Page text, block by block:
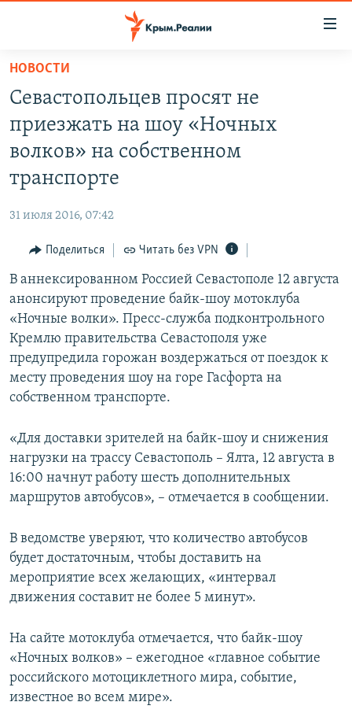
Вернуться
основному
содержанию
Вернутся
главной
Вернутся
поиску
ВОДА
ИНФОГРАФИКА
ТЕЛЕПРОЕКТ КРЫМ.РЕАЛИИ
СОВЕТЫ ПРАВОЗАЩИТНИКОВ
ПРОПАВШИЕ БЕЗ ВЕСТИ
ПОБЕДИТЕЛЕЙ НЕ СУДЯТ?
КРЫМ.НЕПОКОРЕННЫЙ
УКРАИНСКАЯ ПРОБЛЕМА КРЫМА
РАДІО СВОБОДА
КАК ОБОЙТИ БЛОКИРОВКУ
Українською
Qırımtatar
ПРИСОЕДИНЯЙТЕСЬ!
Все сайты RFE/RL
НОВОСТИ
Севастопольцев просят не
приезжать на шоу «Ночных
волков» на собственном
транспорте
31 июля 2016, 07:42
Поделиться Читать без VPN
В аннексированном Россией Севастополе 12 августа
анонсируют проведение байк-шоу мотоклуба
«Ночные волки». Пресс-служба подконтрольного
Кремлю правительства Севастополя уже
предупредила горожан воздержаться от поездок к
месту проведения шоу на горе Гасфорта на
собственном транспорте.
«Для доставки зрителей на байк-шоу и снижения
нагрузки на трассу Севастополь – Ялта, 12 августа в
16:00 начнут работу шесть дополнительных
маршрутов автобусов», – отмечается в сообщении.
В ведомстве уверяют, что количество автобусов
будет достаточным, чтобы доставить на
мероприятие всех желающих, «интервал
движения составит не более 5 минут».
На сайте мотоклуба отмечается, что байк-шоу
«Ночных волков» – ежегодное «главное событие
российского мотоциклетного мира, событие,
известное во всем мире».